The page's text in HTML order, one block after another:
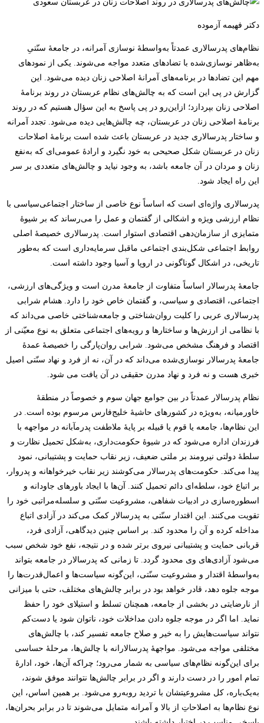
دکتر فهیمه آزموده
نظام‌های پدرسالاری عمدتاً به‌واسطۀ نوسازی آمرانه، در جامعۀ سنّتیِ
به‌‌ظاهر نوسازی‌شده با تضادهای متعدد مواجه می‌شوند. یکی از نمودهای
مهم این تضادها در برنامه‌های آمرانۀ اصلاحی زنان دیده می‌شود. این
گزارش در پی این است که به چالش‌های نظام عربستان در روند برنامۀ
اصلاحی زنان بپردازد؛ ازاین‌رو در پی پاسخ به این سؤال هستیم که در روند
برنامۀ اصلاحی زنان در عربستان، چه چالش‌هایی دیده می‌شود. تجدد آمرانه
و ساختار پدرسالاری جدید در عربستان باعث شده است برنامۀ اصلاحات
زنان در عربستان شکل صحیحی به خود نگیرد و ارادۀ عمومی‌ای که به‌نفع
زنان و مردان در آن جامعه باشد، به وجود نیاید و چالش‌های متعددی بر سر
این راه ایجاد شود.
پدرسالاری واژه‌ای است که اساساً نوع خاصی از ساختار اجتماعی‌سیاسی با
نظام ارزشی ویژه و اشکالی از گفتمان و عمل را می‌رساند که بر شیوۀ
متمایزی از سازمان‌دهی اقتصادی استوار است. پدرسالاری خصیصۀ اصلی
روابط اجتماعی شکل‌بندی اجتماعی ماقبل سرمایه‌داری است که به‌طور
تاریخی، در اشکال گوناگونی در اروپا و آسیا وجود داشته است.
جامعۀ پدرسالار اساساً متفاوت از جامعۀ مدرن است و ویژگی‌های ارزشی،
اجتماعی، اقتصادی و سیاسی، و گفتمان خاص خود را دارد. هشام شرابی
پدرسالاری عربی را کلیت روان‌شناختی و جامعه‌شناختی خاصی می‌داند که
با نظامی از ارزش‌ها و ساختارها و رویه‌های اجتماعی متعلق به نوع معیّنی از
اقتصاد و فرهنگ مشخص می‌شود. شرابی روان‌پارگی را خصیصۀ عمدۀ
جامعۀ پدرسالار نوسازی‌شده می‌داند که در آن، نه از فرد و نهاد سنّتی اصیل
خبری هست و نه فرد و نهاد مدرن حقیقی در آن یافت می شود.
نظام پدرسالار عمدتاً در بین جوامع جهان سوم و خصوصاً در منطقۀ
خاورمیانه، به‌ویژه در کشورهای حاشیۀ خلیج‌فارس مرسوم بوده است. در
این نظام‌ها، جامعه یا قوم یا قبیله بر پایۀ ملاطفت پدرمآبانه در مواجهه با
فرزندان اداره می‌شود که در شیوۀ حکومت‌داری، به‌شکل تحمیل نظارت و
سلطۀ دولتی نیرومند بر ملتی ضعیف، زیر نقاب حمایت و پشتیبانی، نمود
پیدا می‌کند. حکومت‌های پدرسالار می‌کوشند زیر نقاب خیرخواهانه و پدروار،
بر اتباع خود، سلطه‌ای دائم تحمیل کنند. آن‌ها با ایجاد باورهای جاودانه و
اسطوره‌سازی در ادبیات شفاهی، مشروعیت سنّتی و سلسله‌مراتبی خود را
تقویت می‌کنند. این اقتدار سنّتی به پدرسالار کمک می‌کند در آزادی اتباع
مداخله کرده و آن را محدود کند. بر اساس چنین دیدگاهی، آزادی فرد،
قربانی حمایت و پشتیبانی نیروی برتر شده و در نتیجه، نفع خود شخص سبب
می‌شود آزادی‌های وی محدود گردد. تا زمانی که پدرسالار در جامعه بتواند
به‌واسطۀ اقتدار و مشروعیت سنّتی، این‌گونه سیاست‌ها و اعمال‌قدرت‌ها را
موجه جلوه دهد، قادر خواهد بود در برابر چالش‌های مختلف، حتی با میزانی
از نارضایتی در بخشی از جامعه، همچنان تسلط و استیلای خود را حفظ
نماید. اما اگر در موجه جلوه دادن مداخلات خود، ناتوان شود یا دست‌کم
نتواند سیاست‌هایش را به خیر و صلاح جامعه تفسیر کند، با چالش‌های
مختلفی مواجه می‌شود. مواجهۀ پدرسالارانه با چالش‌ها، مرحلۀ حساسی
برای این‌گونه نظام‌های سیاسی به شمار می‌رود؛ چراکه آن‌ها، خود، ادارۀ
تمام امور را در دست دارند و اگر در برابر چالش‌ها نتوانند موفق شوند،
به‌یک‌باره، کل مشروعیتشان با تردید روبه‌رو می‌شود. بر همین اساس، این
نوع نظام‌ها به اصلاحاتِ از بالا و آمرانه متمایل می‌شوند تا در برابر بحران‌ها،